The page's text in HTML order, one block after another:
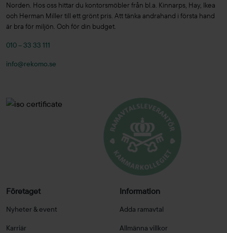
Norden. Hos oss hittar du kontorsmöbler från bl.a. Kinnarps, Hay, Ikea
och Herman Miller till ett grönt pris. Att tänka andrahand i första hand
är bra för miljön. Och för din budget.
010 – 33 33 111
info@rekomo.se
Företaget
Nyheter & event
Karriär
Information
Adda ramavtal
Allmänna villkor